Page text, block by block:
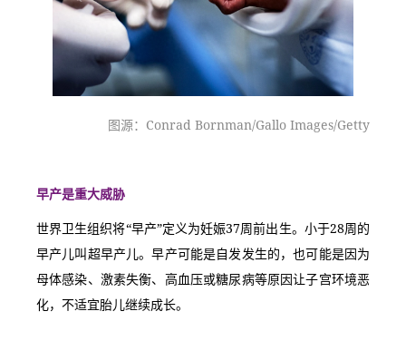
图源：Conrad Bornman/Gallo Images/Getty
早产是重大威胁
世界卫生组织将“早产”定义为妊娠37周前出生。小于28周的
早产儿叫超早产儿。早产可能是自发发生的，也可能是因为
母体感染、激素失衡、高血压或糖尿病等原因让子宫环境恶
化，不适宜胎儿继续成长。